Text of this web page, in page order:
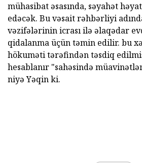
mühasibat əsasında, səyahət
edəcək. Bu vəsait rəhbərliyi
vəzifələrinin icrası ilə əlaqədar
qidalanma üçün təmin edilir. bu
hökuməti tərəfindən təsdiq
hesablanır "sahəsində
niyə Yəqin ki.